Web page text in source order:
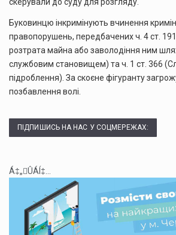
Буковинцю інкримінують вчинення
правопорушень, передбачених ч. 4 ст.
розтрата майна або заволодіння ним
службовим становищем) та ч. 1 ст. 366
підроблення). За скоєне фігуранту
позбавлення волі.
ПІДПИШИСЬ НА НАС У СОЦМЕРЕЖАХ:
Á‡„ÛÁÍ‡...